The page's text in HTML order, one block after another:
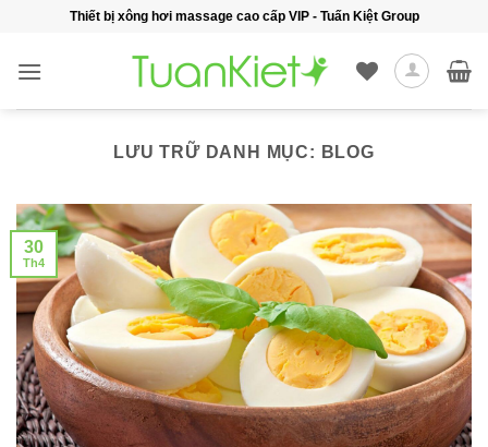
nội
Thiết bị xông hơi massage cao cấp VIP - Tuấn Kiệt Group
LƯU TRỮ DANH MỤC: BLOG
30
Th4